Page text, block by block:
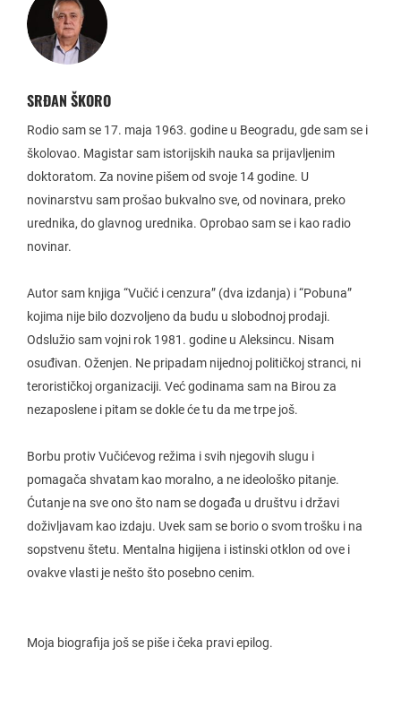
SRĐAN ŠKORO
Rodio sam se 17. maja 1963. godine u Beogradu, gde sam se i
školovao. Magistar sam istorijskih nauka sa prijavljenim
doktoratom. Za novine pišem od svoje 14 godine. U
novinarstvu sam prošao bukvalno sve, od novinara, preko
urednika, do glavnog urednika. Oprobao sam se i kao radio
novinar.
Autor sam knjiga “Vučić i cenzura” (dva izdanja) i “Pobuna”
kojima nije bilo dozvoljeno da budu u slobodnoj prodaji.
Odslužio sam vojni rok 1981. godine u Aleksincu. Nisam
osuđivan. Oženjen. Ne pripadam nijednoj političkoj stranci, ni
terorističkoj organizaciji. Već godinama sam na Birou za
nezaposlene i pitam se dokle će tu da me trpe još.
Borbu protiv Vučićevog režima i svih njegovih slugu i
pomagača shvatam kao moralno, a ne ideološko pitanje.
Ćutanje na sve ono što nam se događa u društvu i državi
doživljavam kao izdaju. Uvek sam se borio o svom trošku i na
sopstvenu štetu. Mentalna higijena i istinski otklon od ove i
ovakve vlasti je nešto što posebno cenim.
Moja biografija još se piše i čeka pravi epilog.